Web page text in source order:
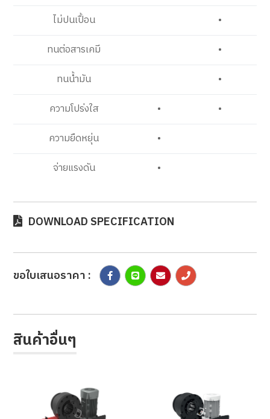
ไม่ปนเปื้อน
•
ทนต่อสารเคมี
•
ทนน้ำมัน
•
ความโปร่งใส
•
•
ความยืดหยุ่น
•
จ่ายแรงดัน
•
DOWNLOAD SPECIFICATION
ขอใบเสนอราคา :
สินค้าอื่นๆ